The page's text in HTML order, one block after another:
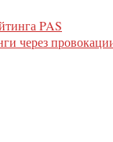
PAS
через